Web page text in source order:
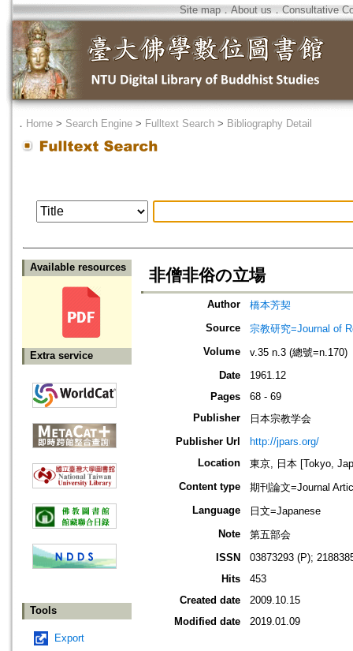
Site map．About us ． Consultative
． Home > Search Engine > Fulltext Search > Bibliography Detail
Available resources
Extra service
Tools
Export
非僧非俗の立場
Author
橋本芳契
Source
宗教研究=Journal of
Volume
v.35 n.3 (總號=n.170)
Date
1961.12
Pages
68 - 69
Publisher
日本宗教学会
Publisher Url
http://jpars.org/
Location
東京, 日本 [Tokyo,
Content type
期刊論文=Journal
Language
日文=Japanese
Note
第五部会
ISSN
03873293 (P);
Hits
453
Created date
2009.10.15
Modified date
2019.01.09